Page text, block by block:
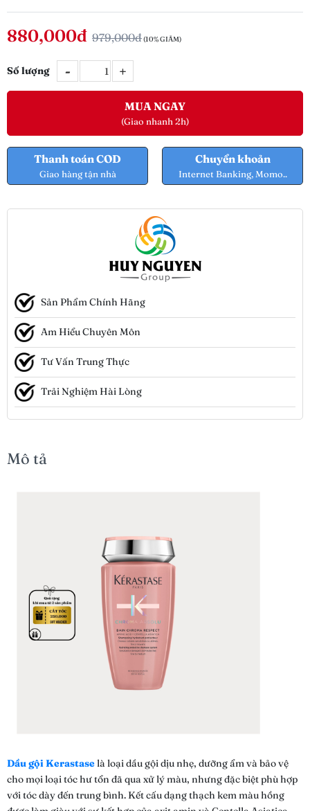
880,000đ 979,000đ(10% GIẢM)
Số lượng - +
MUA NGAY
(Giao nhanh 2h)
Thanh toán COD
Giao hàng tận nhà
Chuyển khoản
Internet Banking, Momo..
Sản Phẩm Chính Hãng
Am Hiểu Chuyên Môn
Tư Vấn Trung Thực
Trải Nghiệm Hài Lòng
Mô tả
Dầu gội Kerastaselà loại dầu gội dịu nhẹ, dưỡng ẩm và bảo vệ
cho mọi loại tóc hư tổn đã qua xử lý màu, nhưng đặc biệt phù hợp
với tóc dày đến trung bình. Kết cấu dạng thạch kem màu hồng